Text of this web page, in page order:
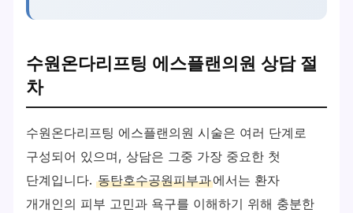
수원온다리프팅 에스플랜의원 상담 절
차
수원온다리프팅 에스플랜의원 시술은 여러 단계로
구성되어 있으며, 상담은 그중 가장 중요한 첫
단계입니다.동탄호수공원피부과에서는 환자
개개인의 피부 고민과 욕구를 이해하기 위해 충분한